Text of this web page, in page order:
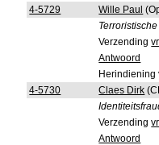
4-5729
Wille Paul
Verzending
Antwoord
4-5730
Claes Dirk
Verzending
Antwoord